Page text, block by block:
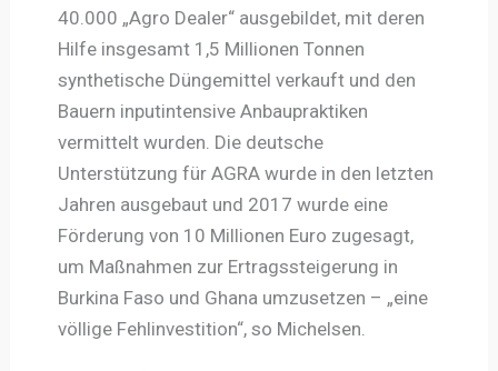
40.000 „Agro Dealer“ ausgebildet, mit deren
Hilfe insgesamt 1,5 Millionen Tonnen
synthetische Düngemittel verkauft und den
Bauern inputintensive Anbaupraktiken
vermittelt wurden. Die deutsche
Unterstützung für AGRA wurde in den letzten
Jahren ausgebaut und 2017 wurde eine
Förderung von 10 Millionen Euro zugesagt,
um Maßnahmen zur Ertragssteigerung in
Burkina Faso und Ghana umzusetzen – „eine
völlige Fehlinvestition“, so Michelsen.